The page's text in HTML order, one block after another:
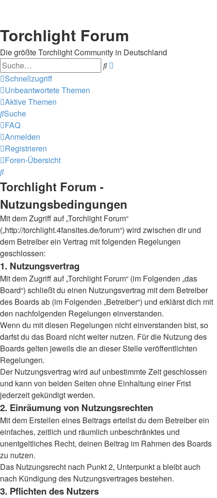
Torchlight Forum
Die größte Torchlight Community in Deutschland
Suche
Schnellzugriff
Unbeantwortete Themen
Aktive Themen
Suche
FAQ
Anmelden
Registrieren
Foren-Übersicht
Suche
Torchlight Forum -
Nutzungsbedingungen
Mit dem Zugriff auf „Torchlight Forum“
(„http://torchlight.4fansites.de/forum“) wird zwischen dir und
dem Betreiber ein Vertrag mit folgenden Regelungen
geschlossen:
1. Nutzungsvertrag
Mit dem Zugriff auf „Torchlight Forum“ (im Folgenden „das
Board“) schließt du einen Nutzungsvertrag mit dem Betreiber
des Boards ab (im Folgenden „Betreiber“) und erklärst dich mit
den nachfolgenden Regelungen einverstanden.
Wenn du mit diesen Regelungen nicht einverstanden bist, so
darfst du das Board nicht weiter nutzen. Für die Nutzung des
Boards gelten jeweils die an dieser Stelle veröffentlichten
Regelungen.
Der Nutzungsvertrag wird auf unbestimmte Zeit geschlossen
und kann von beiden Seiten ohne Einhaltung einer Frist
jederzeit gekündigt werden.
2. Einräumung von Nutzungsrechten
Mit dem Erstellen eines Beitrags erteilst du dem Betreiber ein
einfaches, zeitlich und räumlich unbeschränktes und
unentgeltliches Recht, deinen Beitrag im Rahmen des Boards
zu nutzen.
Das Nutzungsrecht nach Punkt 2, Unterpunkt a bleibt auch
nach Kündigung des Nutzungsvertrages bestehen.
3. Pflichten des Nutzers